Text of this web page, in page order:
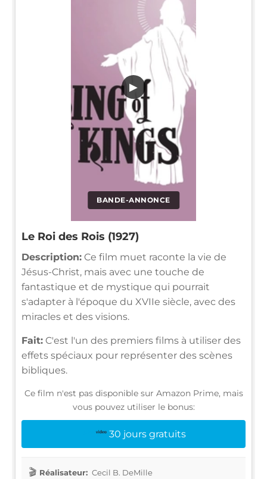
BANDE-ANNONCE
▶
Le Roi des Rois (1927)
Description: Ce film muet raconte la vie de
Jésus-Christ, mais avec une touche de
fantastique et de mystique qui pourrait
s'adapter à l'époque du XVIIe siècle, avec des
miracles et des visions.
Fait: C'est l'un des premiers films à utiliser des
effets spéciaux pour représenter des scènes
bibliques.
Ce film n'est pas disponible sur Amazon Prime, mais
vous pouvez utiliser le bonus:
30 jours gratuits
Réalisateur: Cecil B. DeMille